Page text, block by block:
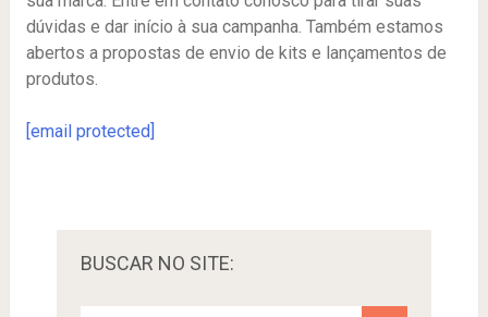
dúvidas e dar início à sua campanha. Também estamos
abertos a propostas de envio de kits e lançamentos de
produtos.
[email protected]
BUSCAR NO SITE: